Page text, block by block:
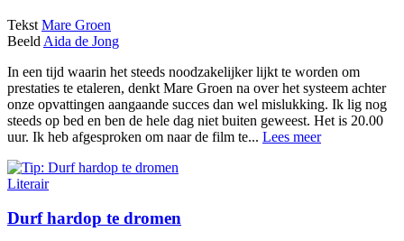
Tekst Mare Groen
Beeld Aida de Jong
In een tijd waarin het steeds noodzakelijker lijkt te worden om
prestaties te etaleren, denkt Mare Groen na over het systeem achter
onze opvattingen aangaande succes dan wel mislukking. Ik lig nog
steeds op bed en ben de hele dag niet buiten geweest. Het is 20.00
uur. Ik heb afgesproken om naar de film te... Lees meer
Literair
Durf hardop te dromen